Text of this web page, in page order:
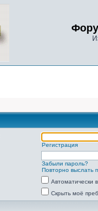
Регистрация
Забыли пароль?
Повторно выслать
Автоматически
Скрыть моё